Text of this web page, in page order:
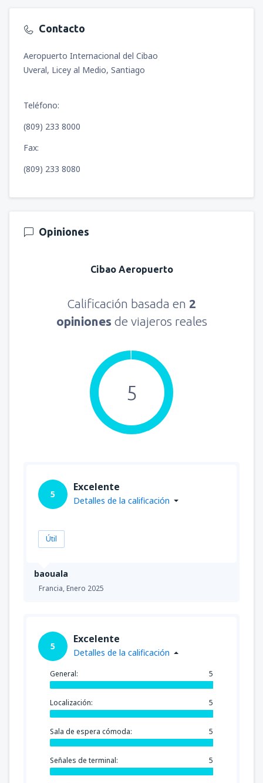
Contacto
Aeropuerto Internacional del Cibao
Uveral, Licey al Medio, Santiago
Teléfono:
(809) 233 8000
Fax:
(809) 233 8080
Opiniones
Cibao Aeropuerto
Calificación basada en 2
opiniones de viajeros reales
5
baouala
Francia,Enero 2025
5
Excelente
Detalles de la calificación
Útil
5
Excelente
Detalles de la calificación
General: 5
Localización: 5
Sala de espera cómoda: 5
Señales de terminal: 5